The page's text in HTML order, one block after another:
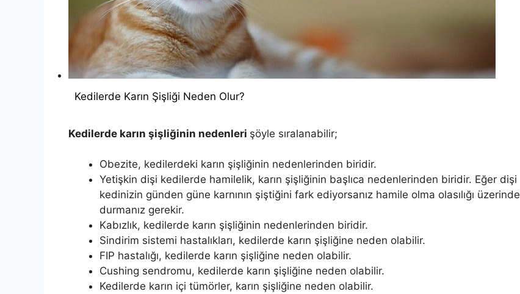
Kedilerde Karın Şişliği Neden Olur?
Kedilerde karın şişliğinin nedenleri şöyle sıralanabilir;
Obezite, kedilerdeki karın şişliğinin nedenlerinden biridir.
Yetişkin dişi kedilerde hamilelik, karın şişliğinin başlıca nedenlerinden biridir. Eğer dişi
kedinizin günden güne karnının şiştiğini fark ediyorsanız hamile olma olasılığı üzerinde
durmanız gerekir.
Kabızlık, kedilerde karın şişliğinin nedenlerinden biridir.
Sindirim sistemi hastalıkları, kedilerde karın şişliğine neden olabilir.
FIP hastalığı, kedilerde karın şişliğine neden olabilir.
Cushing sendromu, kedilerde karın şişliğine neden olabilir.
Kedilerde karın içi tümörler, karın şişliğine neden olabilir.